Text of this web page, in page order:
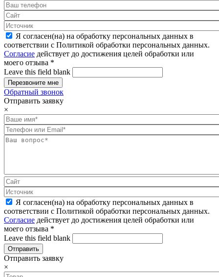
Я согласен(на) на обработку персональных данных в
соответствии с Политикой обработки персональных данных.
Согласие действует до достижения целей обработки или
моего отзыва *
Leave this field blank
Обратный звонок
Отправить заявку
×
Я согласен(на) на обработку персональных данных в
соответствии с Политикой обработки персональных данных.
Согласие действует до достижения целей обработки или
моего отзыва *
Leave this field blank
Отправить заявку
×